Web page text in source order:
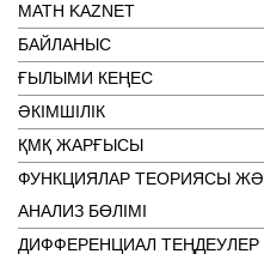
MATH KAZNET
БАЙЛАНЫС
ҒЫЛЫМИ КЕҢЕС
ӘКІМШІЛІК
ҚМҚ ЖАРҒЫСЫ
ФУНКЦИЯЛАР ТЕОРИЯСЫ
АНАЛИЗ БӨЛІМІ
ДИФФЕРЕНЦИАЛ ТЕҢДЕУЛЕР